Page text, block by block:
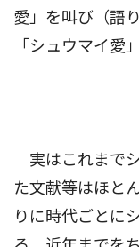
愛」を叫び（語
「シュウマイ
実はこれまで
た文献等はほと
りに時代ごとに